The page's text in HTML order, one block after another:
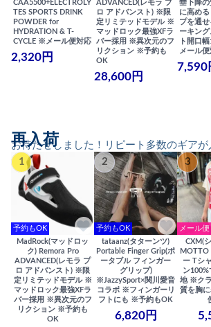
CAA5500+ELECTROLY
TES SPORTS DRINK
POWDER for
HYDRATION & T-
CYCLE ※メール便対応
2,320円
ADVANCED(レモラ プ
ロ アドバンスト) ※限
定リミテッドモデル ※
マッドロック最強XFラ
バー採用 ※異次元のフ
リクション ※予約も
OK
28,600円
垂下降の
に高め
プを通
ーキン
ト開口
メール
7,590
お待たせしました！リピート多数のギアが
再入荷
1
予約もOK
MadRock(マッドロッ
ク) Remora Pro
ADVANCED(レモラ プ
ロ アドバンスト) ※限
定リミテッドモデル ※
マッドロック最強XFラ
バー採用 ※異次元のフ
リクション ※予約も
OK
2
予約もOK
tataanz(タターンツ)
Portable Finger Grip(ポ
ータブル フィンガー
グリップ)
※JazzySport×関川愛音
コラボ ※フィンガーリ
フトにも ※予約もOK
6,820円
3
メール便
CXM(
MOTTO
ー Tシ
ン
地 ※ク
質を胸